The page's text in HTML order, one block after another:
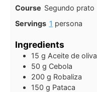
Course Segundo prato
Servings 1 persona
Ingredients
15 g Aceite de oliva
50 g Cebola
200 g Robaliza
150 g Pataca